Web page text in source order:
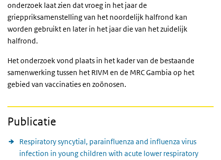
onderzoek laat zien dat vroeg in het jaar de
grieppriksamenstelling van het noordelijk halfrond kan
worden gebruikt en later in het jaar die van het zuidelijk
halfrond.
Het onderzoek vond plaats in het kader van de bestaande
samenwerking tussen het RIVM en de MRC Gambia op het
gebied van vaccinaties en zoönosen.
Publicatie
Respiratory syncytial, parainfluenza and influenza virus
infection in young children with acute lower respiratory